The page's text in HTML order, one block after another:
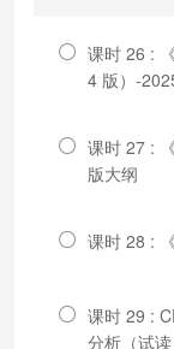
课时 26 :
4 版）-
课时 27 :
版大纲
课时 28 :
课时 29 :
分析（试